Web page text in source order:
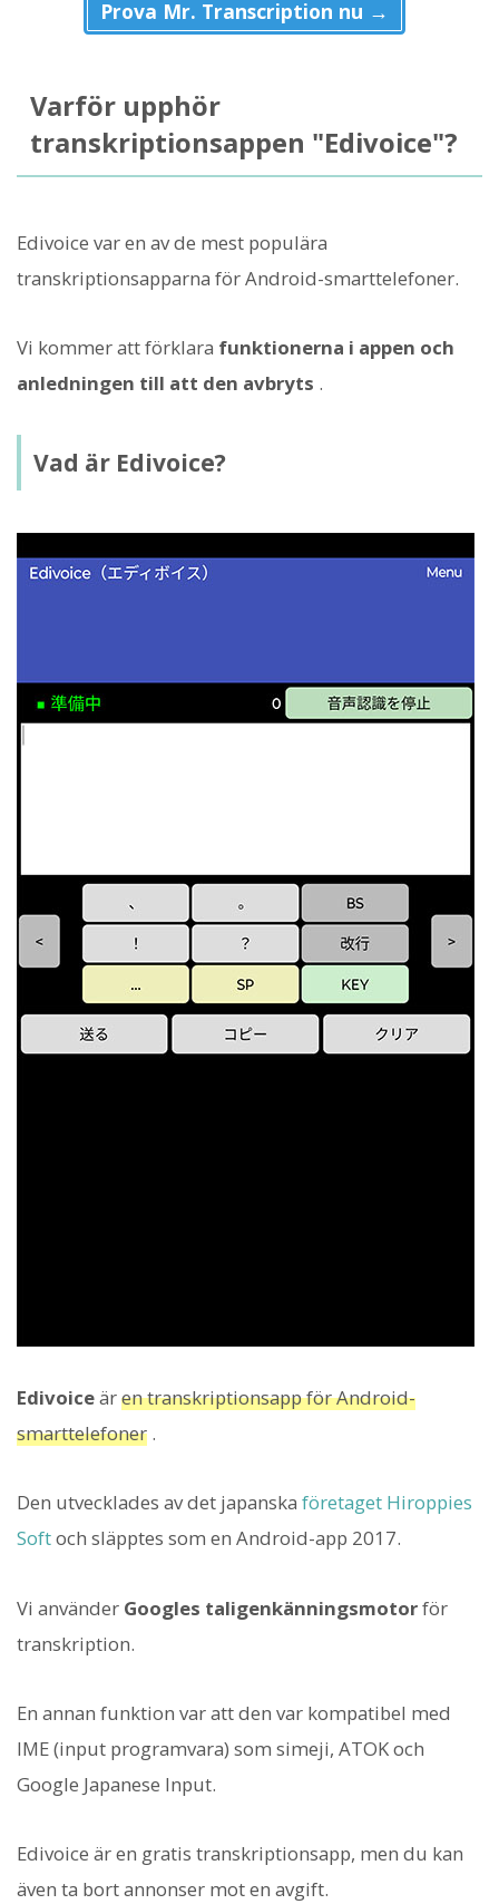
Prova Mr. Transcription nu →
Varför upphör
transkriptionsappen "Edivoice"?
Edivoice var en av de mest populära
transkriptionsapparna för Android-smarttelefoner.
Vi kommer att förklara funktionerna i appen och
anledningen till att den avbryts .
Vad är Edivoice?
Edivoiceären transkriptionsapp för Android-
smarttelefoner .
Den utvecklades av det japanska företaget Hiroppies
Softoch släpptes som en Android-app 2017.
Vi använder Googles taligenkänningsmotorför
transkription.
En annan funktion var att den var kompatibel med
IME (input programvara) som simeji, ATOK och
Google Japanese Input.
Edivoice är en gratis transkriptionsapp, men du kan
även ta bort annonser mot en avgift.